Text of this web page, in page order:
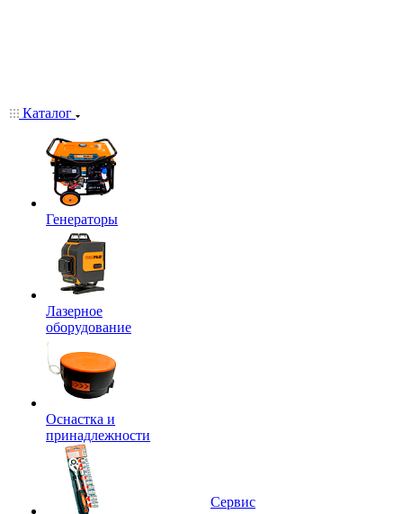
Каталог
Генераторы
Лазерное
оборудование
Оснастка и
принадлежности
Сервис